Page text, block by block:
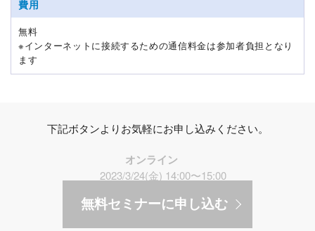
費用
無料
※インターネットに接続するための通信料金は参加者負担となり
ます
下記ボタンよりお気軽にお申し込みください。
オンライン
2023/3/24(金) 14:00〜15:00
無料セミナーに申し込む